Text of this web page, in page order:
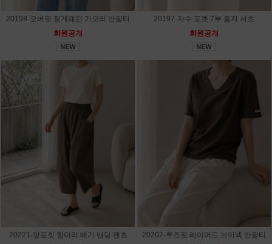
20198-오버핏 절개패턴 가오리 반팔티
회원공개
20197-자수 포켓 7부 줄지 셔츠
회원공개
20221-앞포켓 항아리 배기 밴딩 팬츠
20202-루즈핏 레이어드 브이넥 반팔티